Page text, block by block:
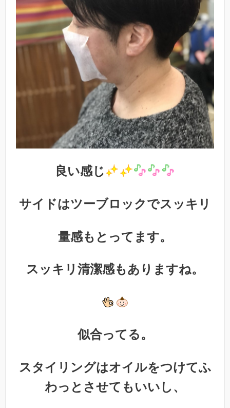
良い感じ
サイドはツーブロックでスッキリ
量感もとってます。
スッキリ清潔感もありますね。
似合ってる。
スタイリングはオイルをつけてふ
わっとさせてもいいし、